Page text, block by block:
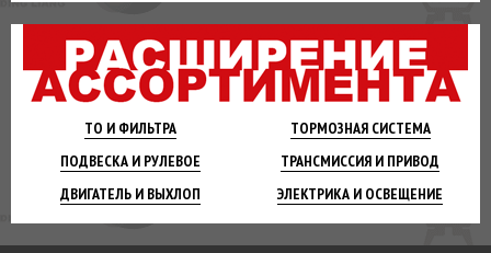
ТО И ФИЛЬТРА ТОРМОЗНАЯСИСТЕМА
ПОДВЕСКА И РУЛЕВОЕ ТРАНСМИССИЯ И ПРИВОД
ДВИГАТЕЛЬ И ВЫХЛОП ЭЛЕКТРИКА И ОСВЕЩЕНИЕ